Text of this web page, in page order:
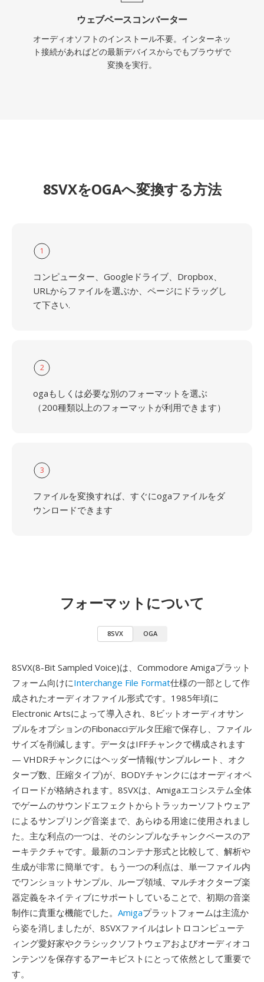
ウェブベースコンバーター
オーディオソフトのインストール不要。インターネッ
ト接続があればどの最新デバイスからでもブラウザで
変換を実行。
8SVXをOGAへ変換する方法
1
コンピューター、Googleドライブ、Dropbox、
URLからファイルを選ぶか、ページにドラッグし
て下さい.
2
ogaもしくは必要な別のフォーマットを選ぶ
（200種類以上のフォーマットが利用できます）
3
ファイルを変換すれば、すぐにogaファイルをダ
ウンロードできます
フォーマットについて
8SVX OGA
8SVX(8-Bit Sampled Voice)は、Commodore Amigaプラット
フォーム向けにInterchange File Format仕様の一部として作
成されたオーディオファイル形式です。1985年頃に
Electronic Artsによって導入され、8ビットオーディオサン
プルをオプションのFibonacciデルタ圧縮で保存し、ファイル
サイズを削減します。データはIFFチャンクで構成されます
— VHDRチャンクにはヘッダー情報(サンプルレート、オク
ターブ数、圧縮タイプ)が、BODYチャンクにはオーディオペ
イロードが格納されます。8SVXは、Amigaエコシステム全体
でゲームのサウンドエフェクトからトラッカーソフトウェア
によるサンプリング音楽まで、あらゆる用途に使用されまし
た。主な利点の一つは、そのシンプルなチャンクベースのア
ーキテクチャです。最新のコンテナ形式と比較して、解析や
生成が非常に簡単です。もう一つの利点は、単一ファイル内
でワンショットサンプル、ループ領域、マルチオクターブ楽
器定義をネイティブにサポートしていることで、初期の音楽
制作に貴重な機能でした。 Amigaプラットフォームは主流か
ら姿を消しましたが、8SVXファイルはレトロコンピューテ
ィング愛好家やクラシックソフトウェアおよびオーディオコ
ンテンツを保存するアーキビストにとって依然として重要で
す。